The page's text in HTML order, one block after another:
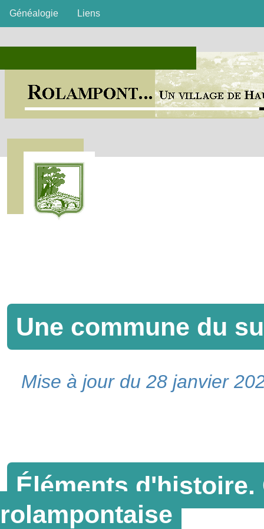
Généalogie Liens
Histoire chronologique d'un village haut-marnais
Une commune du
Mise à jour du 28 janvier
Éléments
rolampontaise